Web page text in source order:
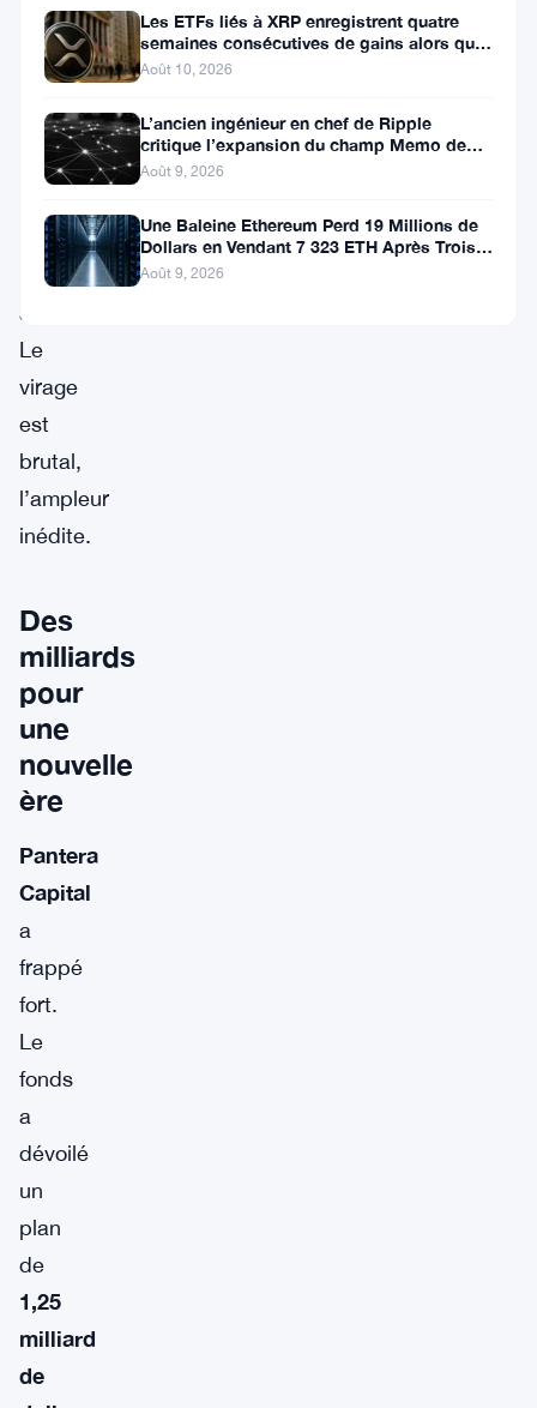
traders
celui
d’actif
stratégique
les
institutions
américaines
Le
virage
est
brutal,
l’ampleur
inédite.
Des
milliards
pour
une
nouvelle
ère
Pantera
Capital
a
frappé
fort.
Le
fonds
a
dévoilé
un
plan
de
1,25
milliard
de
Les ETFs liés à XRP enregistrent quatre
semaines consécutives de gains alors que
le prix teste le support à 1
Août 10, 2026
L’ancien ingénieur en chef de Ripple
critique l’expansion du champ Memo de
XRPL
Août 9, 2026
Une Baleine Ethereum Perd 19 Millions de
Dollars en Vendant 7 323 ETH Après Trois
Ans de Staking
Août 9, 2026